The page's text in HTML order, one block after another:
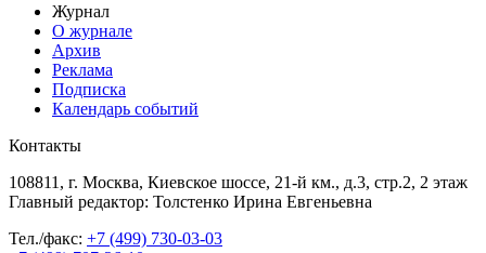
Журнал
О журнале
Архив
Реклама
Подписка
Календарь событий
Контакты
108811, г. Москва, Киевское шоссе, 21-й км., д.3, стр.2, 2 этаж
Главный редактор: Толстенко Ирина Евгеньевна
Тел./факс: +7 (499) 730-03-03